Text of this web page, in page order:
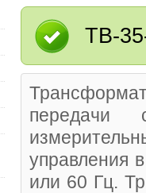
ТВ-
передачи
управления
или 60 Гц.